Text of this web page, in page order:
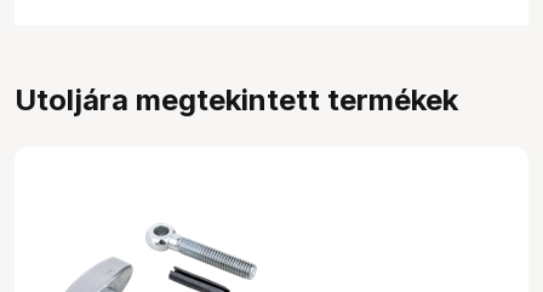
Utoljára megtekintett termékek